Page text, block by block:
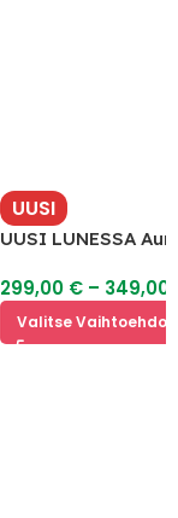
UUSI
UUSI LUNESSA
299,00 € – 349,00
Valitse